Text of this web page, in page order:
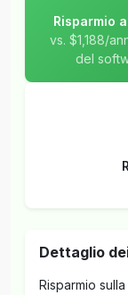
Risparmio
vs. $1,188/
del
Dettaglio
Risparmio